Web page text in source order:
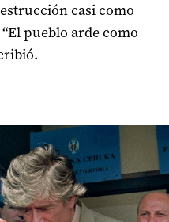
casi como
pueblo arde como